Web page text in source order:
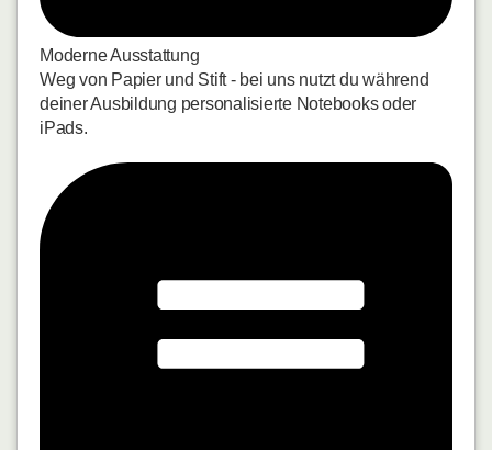
Moderne Ausstattung
Weg von Papier und Stift - bei uns nutzt du während
deiner Ausbildung personalisierte Notebooks oder
iPads.